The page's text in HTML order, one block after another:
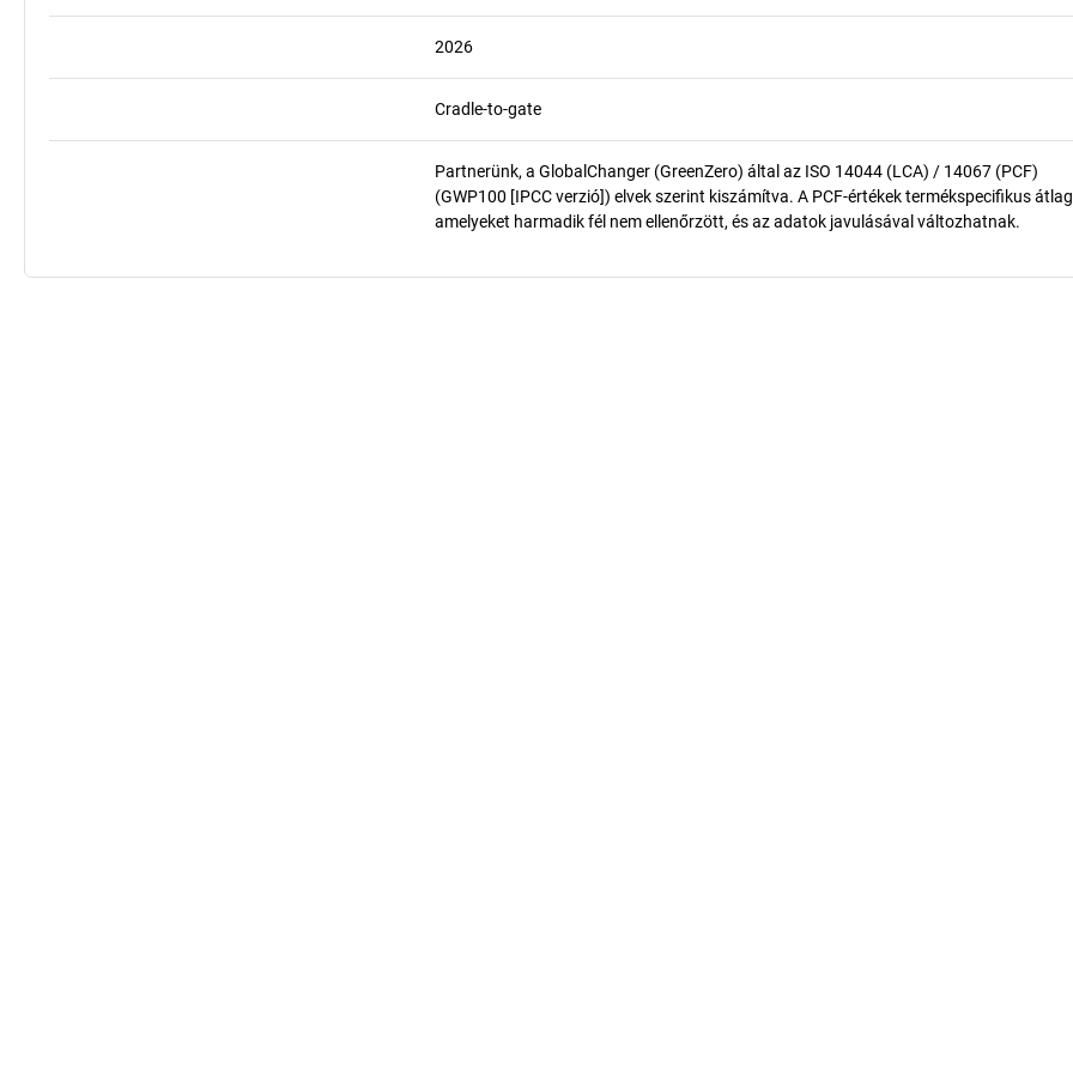
2026
Cradle-to-gate
Partnerünk, a GlobalChanger (GreenZero) által az ISO 14044 (LCA) / 14067 (PCF)
(GWP100 [IPCC verzió]) elvek szerint kiszámítva. A PCF-értékek termékspecifikus
amelyeket harmadik fél nem ellenőrzött, és az adatok javulásával változhatnak.